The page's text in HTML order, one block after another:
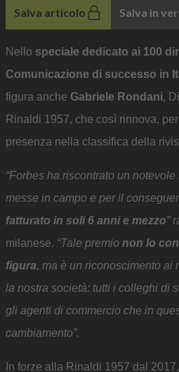
Salva articolo Salva in
Nello speciale dedicato ai 100
Comunicazione di successo in
figura anche Gabriele Rondani,
Rinaldi 1957, che così rinnova,
presenza nella classifica della
“Forbes ha riscontrato un
messe in campo e per il
fatturato in soli 6 anni e mezzo”
milanese. “Tale premio non lo
figura, ma è un riconoscimento ai
la nostra società: tutti i colleghi di
gli agenti di commercio che in
cambiamento”.
In forze alla Rinaldi 1957 dal